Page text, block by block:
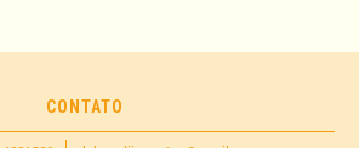
CONTATO